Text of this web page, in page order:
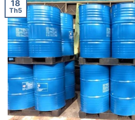
18
Th5